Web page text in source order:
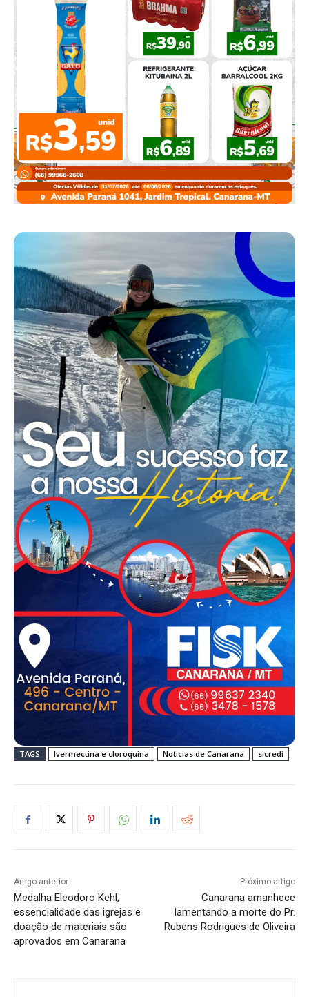
TAGS Ivermectina e cloroquina Noticias de Canarana sicredi
Artigo anterior
Medalha Eleodoro Kehl,
essencialidade das igrejas e
doação de materiais são
aprovados em Canarana
Próximo artigo
Canarana amanhece
lamentando a morte do Pr.
Rubens Rodrigues de Oliveira